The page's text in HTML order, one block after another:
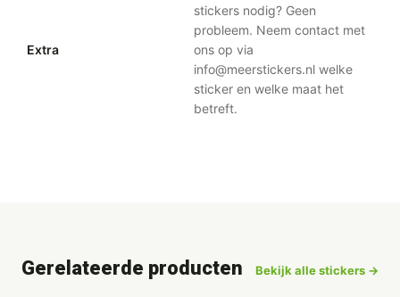
Extra
stickers nodig? Geen
probleem. Neem contact met
ons op via
info@meerstickers.nl welke
sticker en welke maat het
betreft.
Gerelateerde producten Bekijk alle stickers →